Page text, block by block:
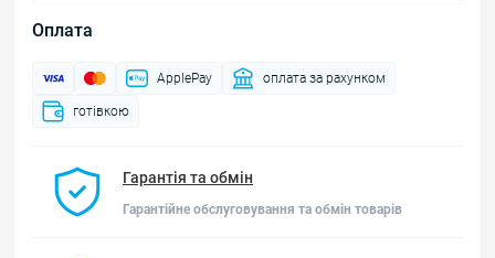
Оплата
ApplePay оплата за рахунком
готівкою
Гарантія та обмін
Гарантійне обслуговування та обмін товарів